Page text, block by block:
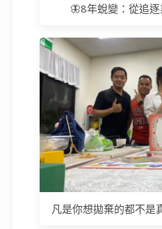
🦋8年蛻變：從追
凡是你想拋棄的都不是